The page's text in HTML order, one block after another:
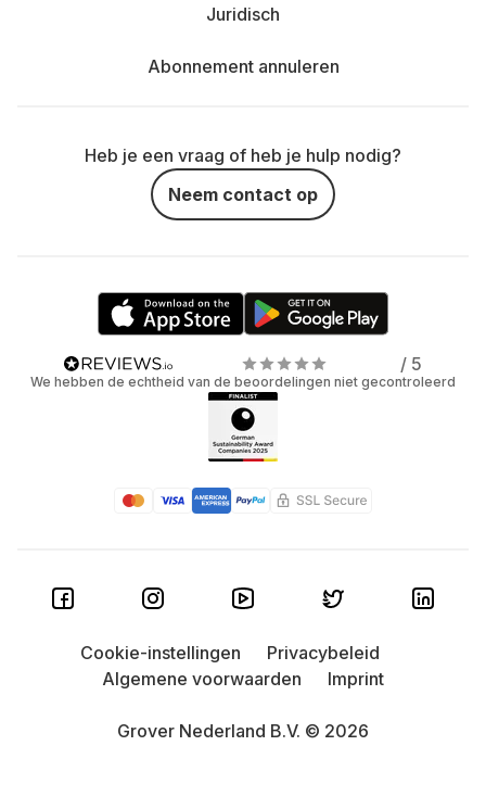
Juridisch
Abonnement annuleren
Heb je een vraag of heb je hulp nodig?
Neem contact op
/ 5
We hebben de echtheid van de beoordelingen niet gecontroleerd
Grover Nederland B.V. © 2026
Cookie-instellingen
Privacybeleid
Algemene voorwaarden
Imprint